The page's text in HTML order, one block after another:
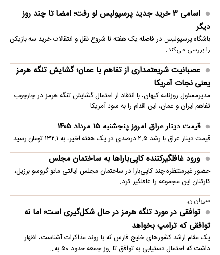
اسامی ۳ خرید جدید پرسپولیس لو رفت؛ امضا تا چند روز
دیگر
باشگاه پرسپولیس در فاصله یک هفته تا شروع نقل و انتقالات خرید سه بازیکن
را بررسی می‌کند.
عصبانیت شریعتمداری از تفاهم با عمان؛ گشایش تنگه هرمز
یعنی نجات آمریکا
مدیرمسئول روزنامه کیهان، با انتقاد از احتمال گشایش تنگه هرمز در چارچوب
تفاهم ایران و عمان، این اقدام را به سود آمریکا…
قیمت دینار عراق امروز پنجشنبه ۱۵ مرداد ۱۴۰۵
قیمت دینار عراق با رشد ۲.۵ درصدی در یک هفته اخیر، به ۱۳۲.۱ تومان رسید
ورود غافلگیرکننده کاپی‌باراها به ساختمان مجلس
حضور غیرمنتظره چند کاپی‌بارا در ساختمان مجلس ایالتی ماتو گروسو برزیل،
کارکنان این مجموعه را غافلگیر کرد.
سی‌ان‌ان:
توافقی در مورد تنگه هرمز در حال شکل‌گیری است؛ اما نه
توافقی که ترامپ بخواهد
یک مقام ارشد کشورهای خلیج فارس که با روند مذاکرات آشناست، اظهار
داشت که احتمال دستیابی به توافق تا روز جمعه حدود ۵۰ به…